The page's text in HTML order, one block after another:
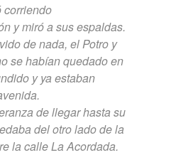
corriendo
y miró a sus espaldas.
de nada, el Potro y
se habían quedado en
y ya estaban
de llegar hasta su
del otro lado de la
la calle La Acordada.